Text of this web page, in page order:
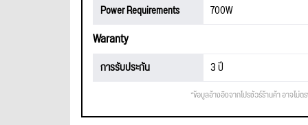
Power Requirements
700W
Waranty
การรับประกัน 3 ปี
*ข้อมูลอ้างอิงจากโปรชัวร์ร้านค้า อาจไม่